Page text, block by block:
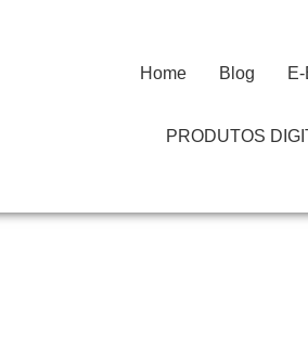
Home Blog
PRODUTOS